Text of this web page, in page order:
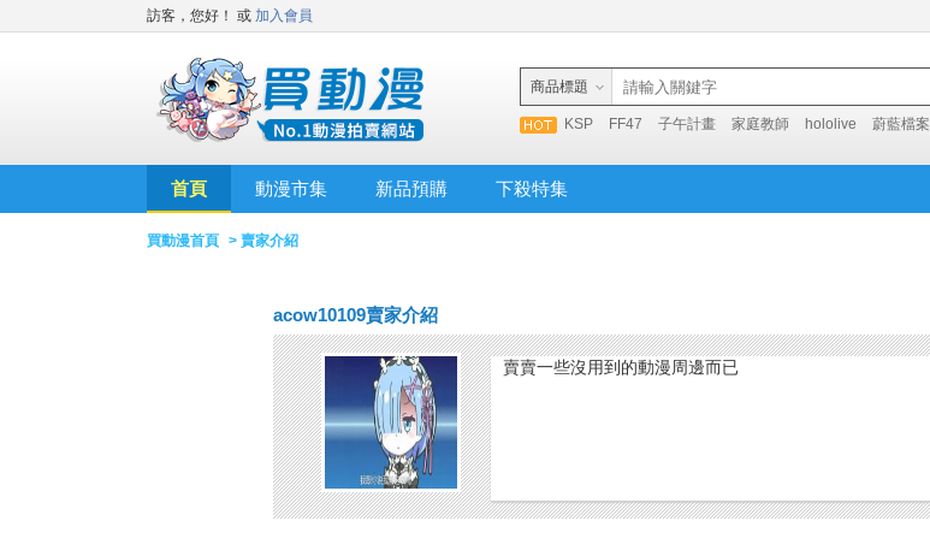
訪客，您好！ 或 加入會員
商品標題
KSP FF47 子午計畫 家庭教師 hololive 蔚藍檔案
首頁 動漫市集 新品預購 下殺特集
買動漫首頁 > 賣家介紹
acow10109賣家介紹
賣賣一些沒用到的動漫周邊而已